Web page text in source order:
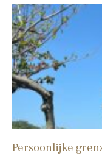
Persoonlijke